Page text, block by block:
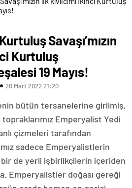
Savaşı’mızın
Kurtuluş
19 Mayıs!
20 Mart 2022 21:20
bütün tersanelerine girilmiş,
Emperyalist Yedi
çizmeleri tarafından
sadece Emperyalistlerin
de yerli işbirlikçilerin içeriden
Emperyalistler doğası gereği